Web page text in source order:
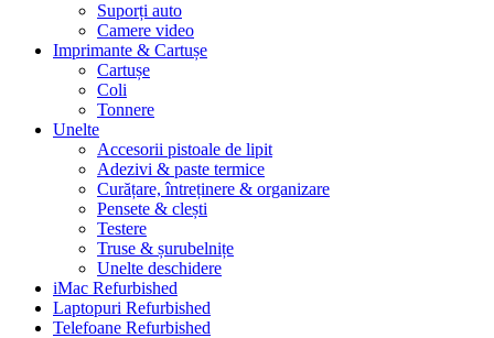
Suporți auto
Camere video
Imprimante & Cartușe
Cartușe
Coli
Tonnere
Unelte
Accesorii pistoale de lipit
Adezivi & paste termice
Curățare, întreținere & organizare
Pensete & clești
Testere
Truse & șurubelnițe
Unelte deschidere
iMac Refurbished
Laptopuri Refurbished
Telefoane Refurbished